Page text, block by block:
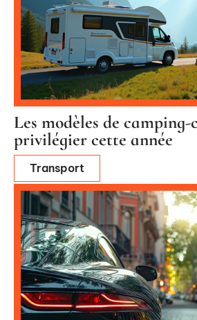
Les modèles de
privilégier cette année
Transport